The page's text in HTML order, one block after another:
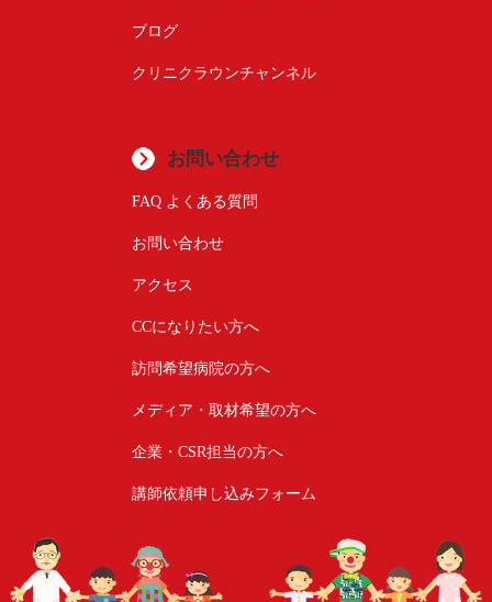
ブログ
クリニクラウンチャンネル
お問い合わせ
FAQ よくある質問
お問い合わせ
アクセス
CCになりたい方へ
訪問希望病院の方へ
メディア・取材希望の方へ
企業・CSR担当の方へ
講師依頼申し込みフォーム